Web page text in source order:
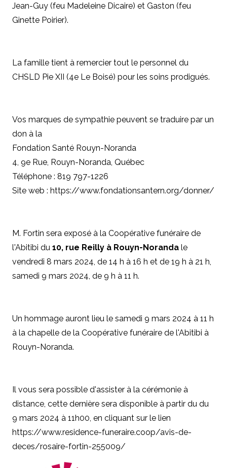
Jean-Guy (feu Madeleine Dicaire) et Gaston (feu
Ginette Poirier).
La famille tient à remercier tout le personnel du
CHSLD Pie XII (4e Le Boisé) pour les soins prodigués.
Vos marques de sympathie peuvent se traduire par un
don à la
Fondation Santé Rouyn-Noranda
4, 9e Rue, Rouyn-Noranda, Québec
Téléphone : 819 797-1226
Site web : https://www.fondationsantern.org/donner/
M. Fortin sera exposé à la Coopérative funéraire de
l'Abitibi du 10, rue Reilly à Rouyn-Noranda le
vendredi 8 mars 2024, de 14 h à 16 h et de 19 h à 21 h,
samedi 9 mars 2024, de 9 h à 11 h.
Un hommage auront lieu le samedi 9 mars 2024 à 11 h
à la chapelle de la Coopérative funéraire de l'Abitibi à
Rouyn-Noranda.
Il vous sera possible d'assister à la cérémonie à
distance, cette dernière sera disponible à partir du du
9 mars 2024 à 11h00, en cliquant sur le lien
https://www.residence-funeraire.coop/avis-de-
deces/rosaire-fortin-255009/